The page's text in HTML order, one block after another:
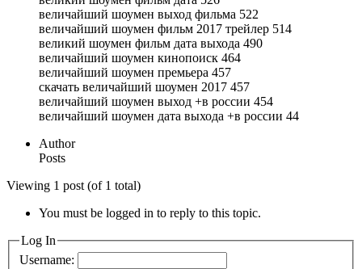
величайший шоумен выход фильма 522
величайший шоумен фильм 2017 трейлер 514
великий шоумен фильм дата выхода 490
величайший шоумен кинопоиск 464
величайший шоумен премьера 457
скачать величайший шоумен 2017 457
величайший шоумен выход +в россии 454
величайший шоумен дата выхода +в россии 44
Author
Posts
Viewing 1 post (of 1 total)
You must be logged in to reply to this topic.
Log In
Username: